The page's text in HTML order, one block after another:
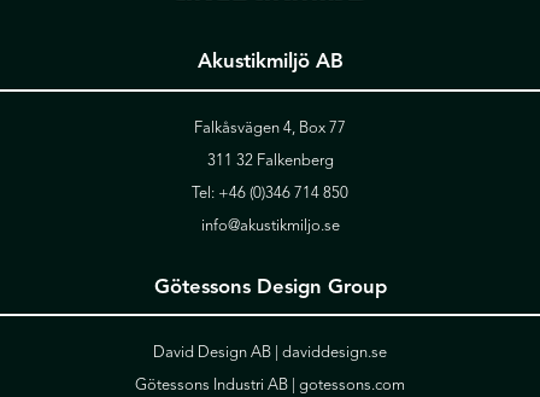
Akustikmiljö AB
Falkåsvägen 4, Box 77
311 32 Falkenberg
Tel: +46 (0)346 714 850
info@akustikmiljo.se
Götessons Design Group
David Design AB | daviddesign.se
Götessons Industri AB | gotessons.com